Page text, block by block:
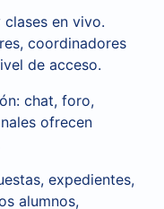
en vivo.
coordinadores
de acceso.
chat, foro,
ofrecen
expedientes,
alumnos,